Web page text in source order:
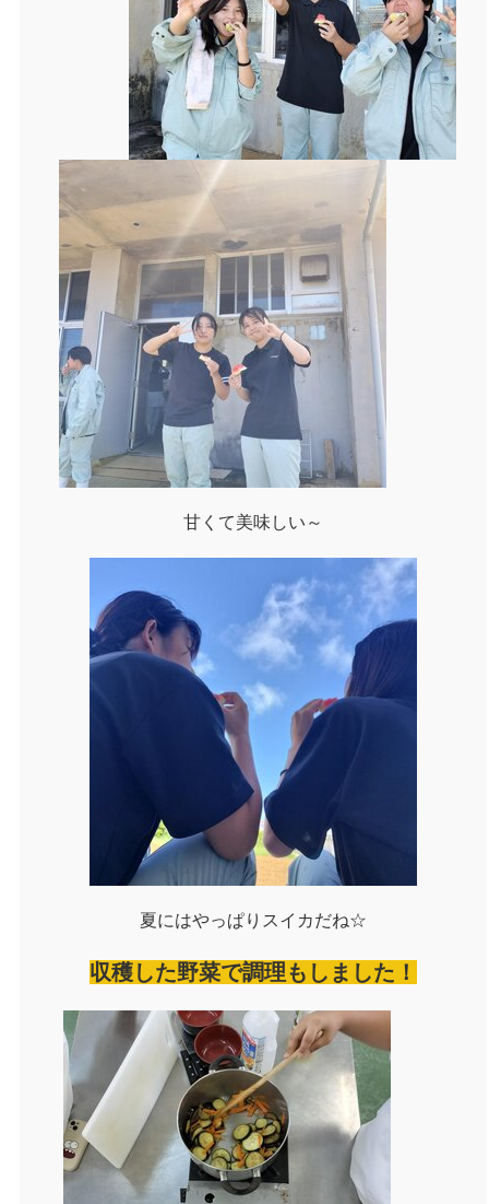
甘くて美味しい～
夏にはやっぱりスイカだね☆
収穫した野菜で調理もしました！